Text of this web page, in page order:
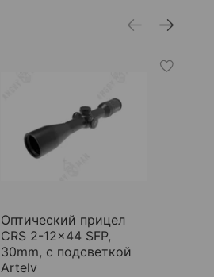
Оптический прицел
CRS 2-12x44 SFP,
30mm, с подсветкой
Artelv